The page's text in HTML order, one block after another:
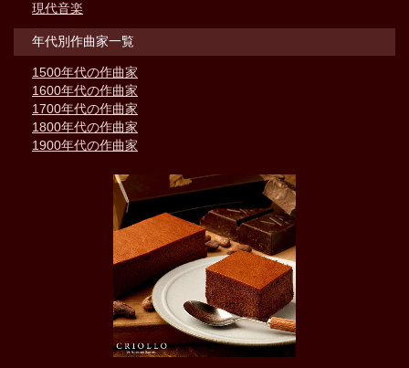
現代音楽
年代別作曲家一覧
1500年代の作曲家
1600年代の作曲家
1700年代の作曲家
1800年代の作曲家
1900年代の作曲家